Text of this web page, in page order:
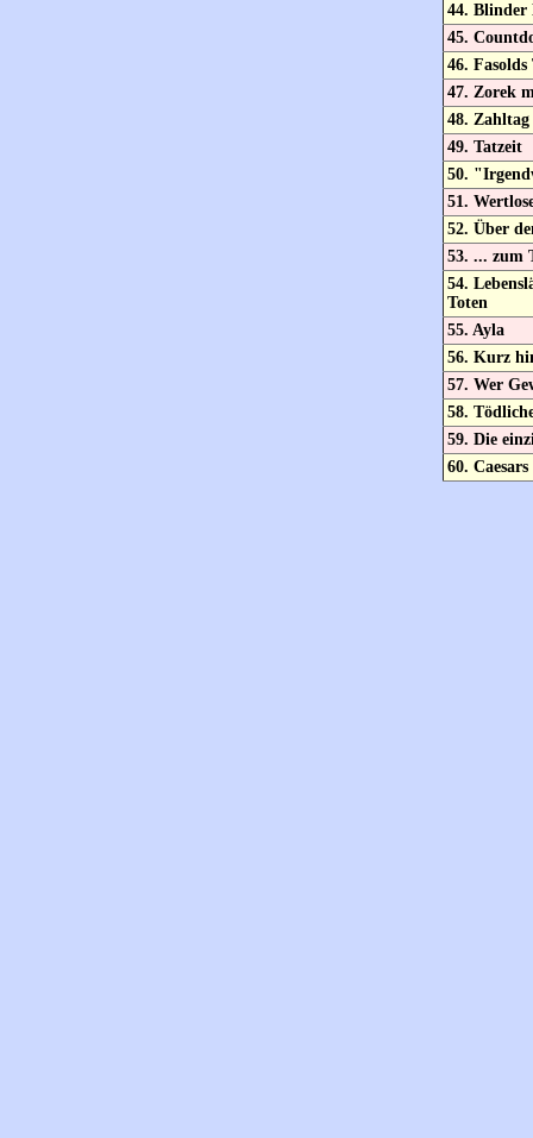
44. Blinder
45.
46.
47. Zorek
48. Zahltag
49. Tatzeit
50.
51.
52. Über
53. ... zum
54.
Toten
55. Ayla
56. Kurz
57. Wer
58.
59. Die
60. Caesars